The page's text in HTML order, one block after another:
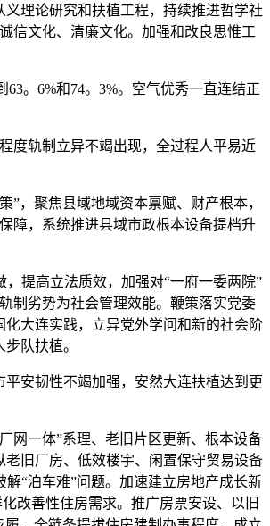
理论研究和扶植工程，持续推进哲学社
信文化、清廉文化。加强和改良思惟工
。6%和74。3%。空气优秀一直连结正
轨制立异不竭出现，全过程人平易近
，聚焦县域地域资本禀赋、财产根本，
障，系统推进县域市政根本设备提档升
提高立法质效，加强对“一府一委两院”
制劣势为社会管理效能。鞭策落实党委
大连实践，立异党外学问和新的社会阶
队扶植。
安韧性不竭加强，安然大连扶植达到更
一体”系理、老旧片区更新、根本设备
旧厂房、低效楼宇、闲置保守贸易设备
“泊车难”问题。加速建立房地产成长新
改善性住房需求。推广房票安设、以旧